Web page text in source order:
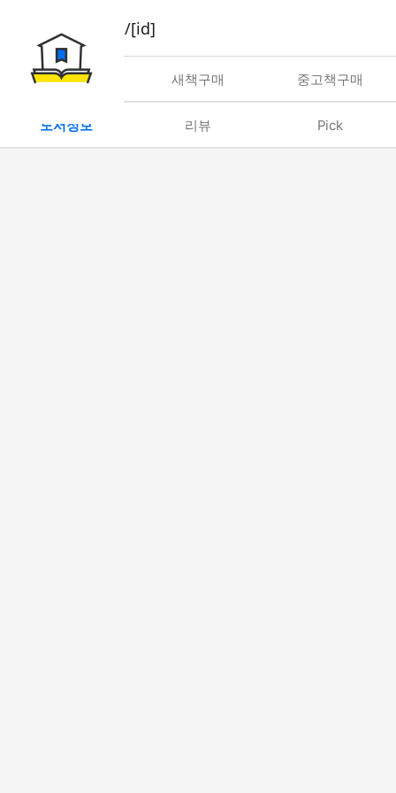
book/rent/[id]
대여 새책구매 중고책구매
도서정보 리뷰 Pick